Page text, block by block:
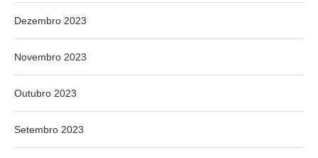
Dezembro 2023
Novembro 2023
Outubro 2023
Setembro 2023